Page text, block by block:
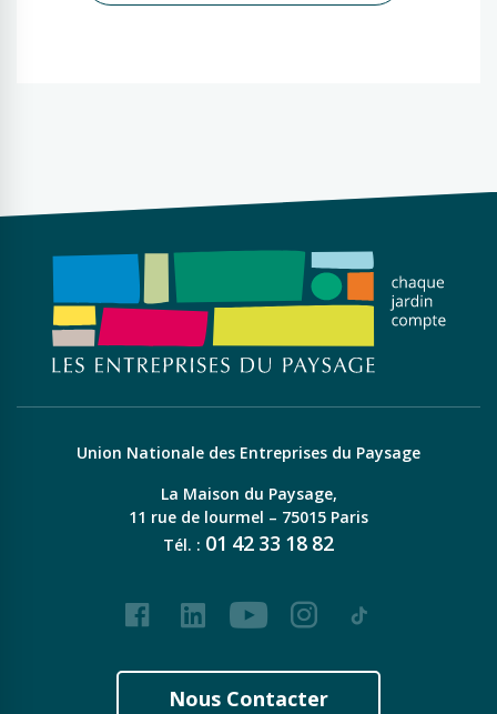
Union Nationale des Entreprises du Paysage
La Maison du Paysage,
11 rue de lourmel – 75015 Paris
Tél. : 01 42 33 18 82
FacebookLinkedInYoutubeInstagram
Tiktok
Nous Contacter